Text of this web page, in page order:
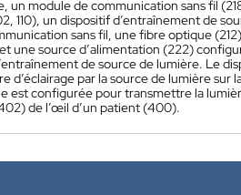
module de communication sans fil
110), un dispositif d’entraînement de
sans fil, une fibre optique
une source d’alimentation (222)
de source de lumière. Le
par la source de lumière sur
est configurée pour transmettre la
de l’œil d’un patient (400).